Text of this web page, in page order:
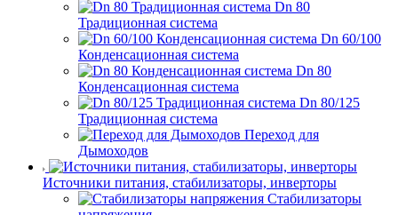
Dn 80
Традиционная система
Dn 60/100
Конденсационная система
Dn 80
Конденсационная система
Dn 80/125
Традиционная система
Переход для
Дымоходов
Источники питания, стабилизаторы, инверторы
Стабилизаторы